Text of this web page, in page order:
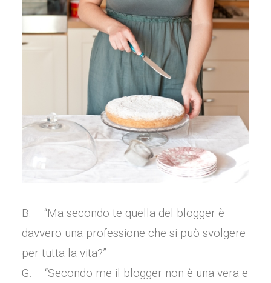
B: – “Ma secondo te quella del blogger è
davvero una professione che si può svolgere
per tutta la vita?”
G: – “Secondo me il blogger non è una vera e